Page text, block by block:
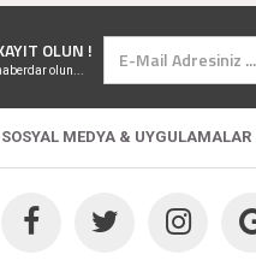
OLUN !
olun...
SOSYAL MEDYA & UYGULAMALAR